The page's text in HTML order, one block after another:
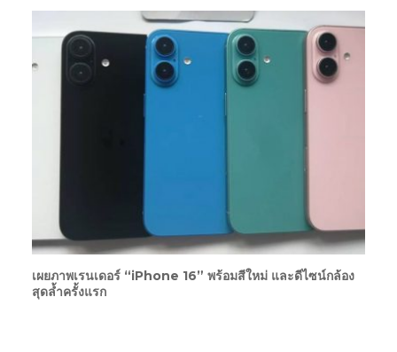
เผยภาพเรนเดอร์ “iPhone 16” พร้อมสีใหม่ และดีไซน์กล้อง
สุดล้ำครั้งแรก